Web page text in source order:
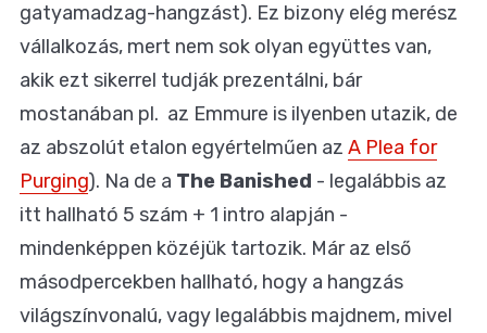
gatyamadzag-hangzást). Ez bizony elég merész
vállalkozás, mert nem sok olyan együttes van,
akik ezt sikerrel tudják prezentálni, bár
mostanában pl. az Emmure is ilyenben utazik, de
az abszolút etalon egyértelműen az A Plea for
Purging). Na de a The Banished - legalábbis az
itt hallható 5 szám + 1 intro alapján -
mindenképpen közéjük tartozik. Már az első
másodpercekben hallható, hogy a hangzás
világszínvonalú, vagy legalábbis majdnem, mivel